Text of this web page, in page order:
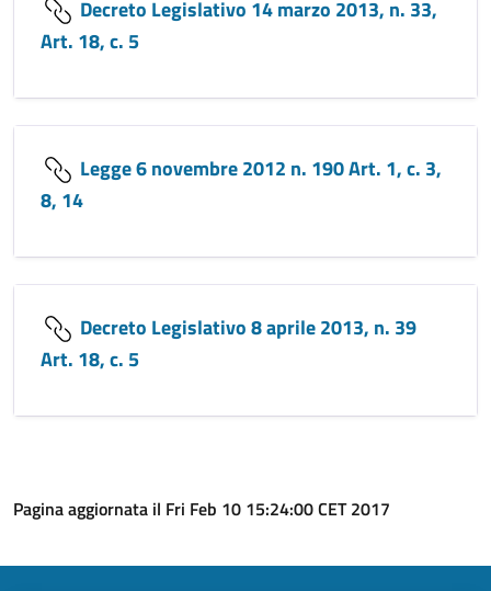
Decreto Legislativo 14 marzo 2013, n. 33,
Art. 18, c. 5
Legge 6 novembre 2012 n. 190 Art. 1, c. 3,
8, 14
Decreto Legislativo 8 aprile 2013, n. 39
Art. 18, c. 5
Pagina aggiornata il Fri Feb 10 15:24:00 CET 2017